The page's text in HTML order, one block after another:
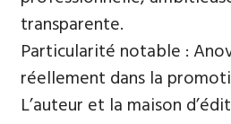
transparente.
Particularité notable :
réellement dans la
L’auteur et la maison